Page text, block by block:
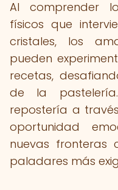
Al comprender
físicos que
cristales, los
pueden
recetas,
de la
repostería a
oportunidad
nuevas fronteras
paladares más